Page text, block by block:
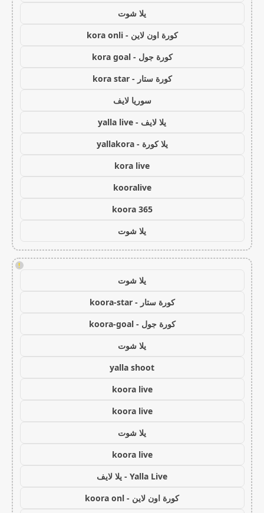
يلا شوت
كورة اون لاين - kora onli
كورة جول - kora goal
كورة ستار - kora star
سوريا لايف
يلا لايف - yalla live
يلا كورة - yallakora
kora live
kooralive
koora 365
يلا شوت
!
يلا شوت
كورة ستار - koora-star
كورة جول - koora-goal
يلا شوت
yalla shoot
koora live
koora live
يلا شوت
koora live
Yalla Live - يلا لايف
كورة اون لاين - koora onl